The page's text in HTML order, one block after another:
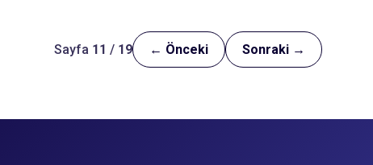
Sayfa 11 / 19 ← Önceki Sonraki →